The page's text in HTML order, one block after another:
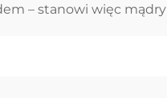
– stanowi więc mądry